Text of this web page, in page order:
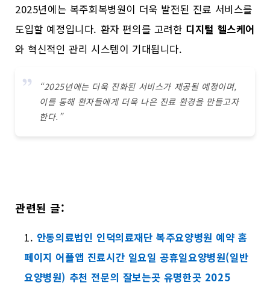
2025년에는 복주회복병원이 더욱 발전된 진료 서비스를
도입할 예정입니다. 환자 편의를 고려한 디지털 헬스케어
와 혁신적인 관리 시스템이 기대됩니다.
“2025년에는 더욱 진화된 서비스가 제공될 예정이며,
이를 통해 환자들에게 더욱 나은 진료 환경을 만들고자
한다.”
관련된 글:
안동의료법인 인덕의료재단 복주요양병원 예약 홈
페이지 어플앱 진료시간 일요일 공휴일요양병원(일반
요양병원) 추천 전문의 잘보는곳 유명한곳 2025